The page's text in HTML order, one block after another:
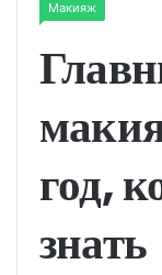
Макияж
год,
знать